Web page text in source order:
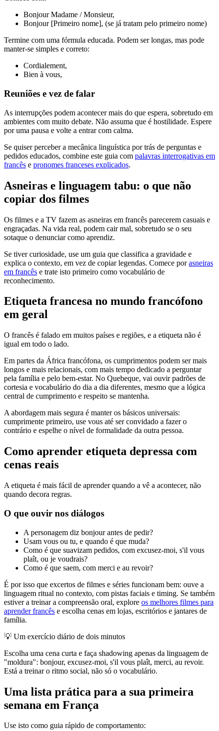
Bonjour Madame / Monsieur,
Bonjour [Primeiro nome], (se já tratam pelo primeiro nome)
Termine com uma fórmula educada. Podem ser longas, mas pode
manter-se simples e correto:
Cordialement,
Bien à vous,
Reuniões e vez de falar
As interrupções podem acontecer mais do que espera, sobretudo em
ambientes com muito debate. Não assuma que é hostilidade. Espere
por uma pausa e volte a entrar com calma.
Se quiser perceber a mecânica linguística por trás de perguntas e
pedidos educados, combine este guia com palavras interrogativas em
francês e pronomes franceses explicados.
Asneiras e linguagem tabu: o que não
copiar dos filmes
Os filmes e a TV fazem as asneiras em francês parecerem casuais e
engraçadas. Na vida real, podem cair mal, sobretudo se o seu
sotaque o denunciar como aprendiz.
Se tiver curiosidade, use um guia que classifica a gravidade e
explica o contexto, em vez de copiar legendas. Comece porasneiras
em francês e trate isto primeiro como vocabulário de
reconhecimento.
Etiqueta francesa no mundo francófono
em geral
O francês é falado em muitos países e regiões, e a etiqueta não é
igual em todo o lado.
Em partes da África francófona, os cumprimentos podem ser mais
longos e mais relacionais, com mais tempo dedicado a perguntar
pela família e pelo bem-estar. No Quebeque, vai ouvir padrões de
cortesia e vocabulário do dia a dia diferentes, mesmo que a lógica
central de cumprimento e respeito se mantenha.
A abordagem mais segura é manter os básicos universais:
cumprimente primeiro, use vous até ser convidado a fazer o
contrário e espelhe o nível de formalidade da outra pessoa.
Como aprender etiqueta depressa com
cenas reais
A etiqueta é mais fácil de aprender quando a vê a acontecer, não
quando decora regras.
O que ouvir nos diálogos
A personagem diz bonjour antes de pedir?
Usam vous ou tu, e quando é que muda?
Como é que suavizam pedidos, com excusez-moi, s'il vous
plaît, ou je voudrais?
Como é que saem, com merci e au revoir?
É por isso que excertos de filmes e séries funcionam bem: ouve a
linguagem ritual no contexto, com pistas faciais e timing. Se também
estiver a treinar a compreensão oral, explore os melhores filmes para
aprender francês e escolha cenas em lojas, escritórios e jantares de
família.
💡 Um exercício diário de dois minutos
Escolha uma cena curta e faça shadowing apenas da linguagem de
"moldura": bonjour, excusez-moi, s'il vous plaît, merci, au revoir.
Está a treinar o ritmo social, não só o vocabulário.
Uma lista prática para a sua primeira
semana em França
Use isto como guia rápido de comportamento: